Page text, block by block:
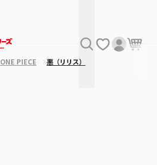
ONE PIECE 悪（リリス）